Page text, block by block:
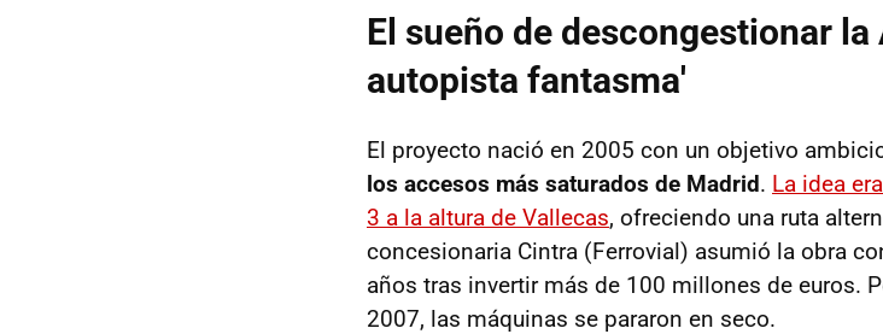
El sueño de descongestionar la
autopista fantasma'
El proyecto nació en 2005 con un objetivo
los accesos más saturados de Madrid. La idea
3 a la altura de Vallecas, ofreciendo una ruta
concesionaria Cintra (Ferrovial) asumió la obra
años tras invertir más de 100 millones de euros.
2007, las máquinas se pararon en seco.